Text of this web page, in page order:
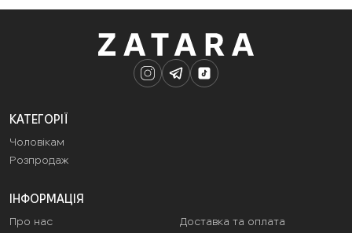
КАТЕГОРІЇ
Чоловікам
Розпродаж
ІНФОРМАЦІЯ
Про нас
Доставка та оплата